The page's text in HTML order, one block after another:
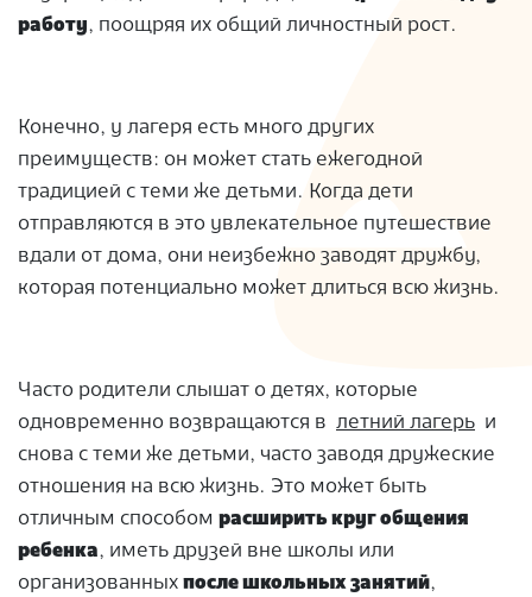
работу, поощряя их общий личностный рост.
Конечно, у лагеря есть много других
преимуществ: он может стать ежегодной
традицией с теми же детьми. Когда дети
отправляются в это увлекательное путешествие
вдали от дома, они неизбежно заводят дружбу,
которая потенциально может длиться всю жизнь.
Часто родители слышат о детях, которые
одновременно возвращаются в летний лагерь и
снова с теми же детьми, часто заводя дружеские
отношения на всю жизнь. Это может быть
отличным способом расширить круг общения
ребенка, иметь друзей вне школы или
организованных после школьных занятий,